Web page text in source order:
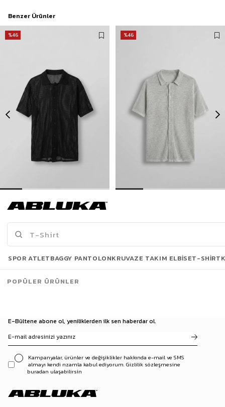
Benzer Ürünler
%46
399,00 TL
739,90 TL
%46
Son Bakılanlar
E-Bültene abone ol, yeniliklerden ilk sen haberdar ol.
Kampanyalar, ürünler ve değişiklikler hakkında e-mail ve SMS
almayı kendi rızamla kabul ediyorum. Gizlilik sözleşmesine
buradan ulaşabilirsin
SPOR ATLETBAGGY PANTOLONKRUVAZE TAKIM ELBISET-SHIRT
POPÜLER ÜRÜNLER